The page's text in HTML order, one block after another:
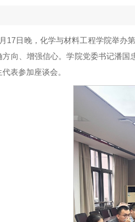
17日晚，化学与材料工程学院举办
方向、增强信心。学院党委书记潘国
表参加座谈会。